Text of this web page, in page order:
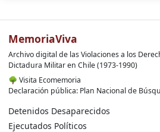
MemoriaViva
Archivo digital de las Violaciones a los
Dictadura Militar en Chile (1973-1990)
🌳 Visita Ecomemoria
Declaración pública: Plan Nacional de
Detenidos Desaparecidos
Ejecutados Políticos